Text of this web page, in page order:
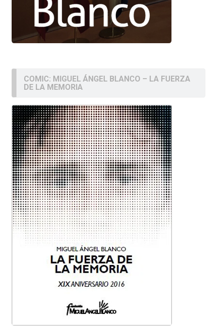
COMIC: MIGUEL ÁNGEL BLANCO – LA FUERZA
DE LA MEMORIA